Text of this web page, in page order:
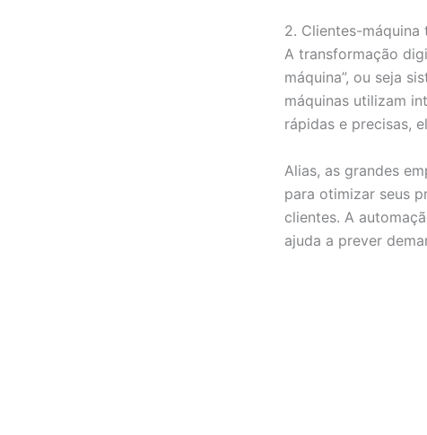
2. Clientes-
A transformação
máquina”, ou seja
máquinas utilizam
rápidas e precisas,
Alias, as grandes
para otimizar seus
clientes. A
ajuda a prever